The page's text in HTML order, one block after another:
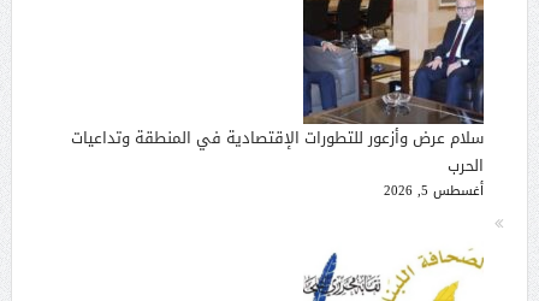
سلام عرض وأزعور للتطورات الإقتصادية في المنطقة وتداعيات
الحرب
أغسطس 5, 2026